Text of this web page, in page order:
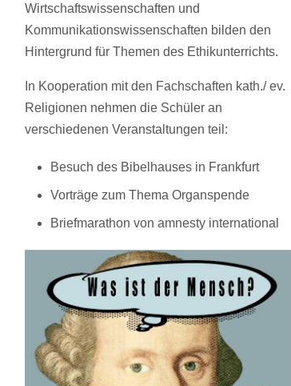
Wirtschaftswissenschaften und
Kommunikationswissenschaften bilden den
Hintergrund für Themen des Ethikunterrichts.
In Kooperation mit den Fachschaften kath./ ev.
Religionen nehmen die Schüler an
verschiedenen Veranstaltungen teil:
Besuch des Bibelhauses in Frankfurt
Vorträge zum Thema Organspende
Briefmarathon von amnesty international